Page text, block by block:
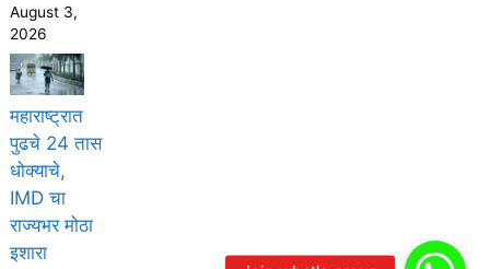
August 3,
2026
महाराष्ट्रात
पुढचे 24 तास
धोक्याचे,
IMD चा
राज्यभर मोठा
इशारा